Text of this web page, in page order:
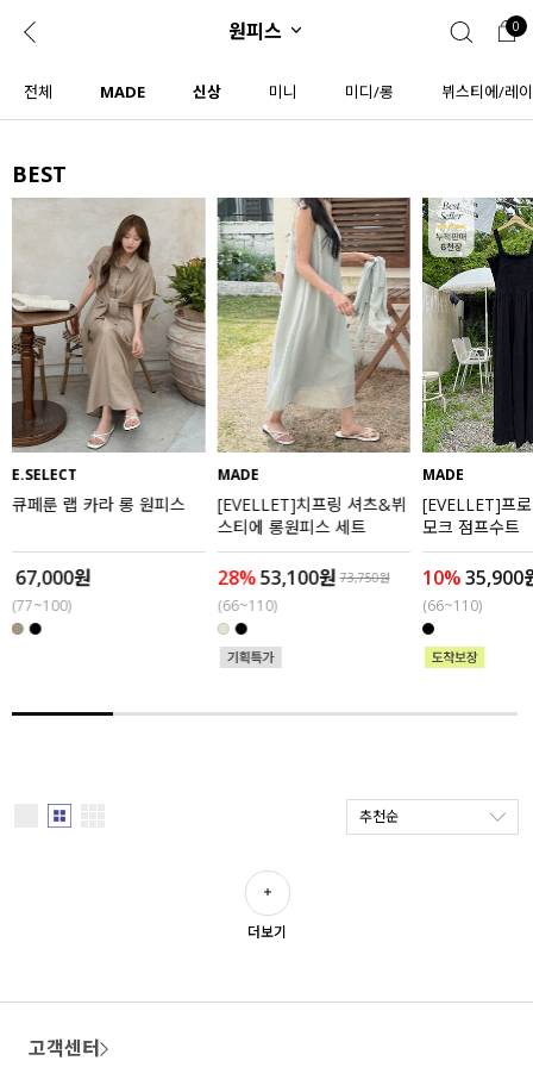
로그인 0
JP
플러스핏 회원혜택 입
CATEGORY COMMUNITY
도착보장⚡
인플루언서 pick!
신상 5%
베스트
세트할인 ~30%
하객룩
원피스
니트
ALL
익스클루시브
아우터
니트
블라우스
액티브웨어
ACC
원피스 0
전체 MADE 신상 미니 미디/롱 뷔스티에/레
BEST
E.SELECT
큐페룬 랩 카라 롱 원피스
67,000원
(77~100)
MADE
[EVELLET]치프링 셔츠&뷔
스티에 롱원피스 세트
28%53,100원 73,750원
(66~110)
MADE
[EVELLET]프
모크 점프수트
10%35,900
(66~110)
추천순
더보기
고객센터